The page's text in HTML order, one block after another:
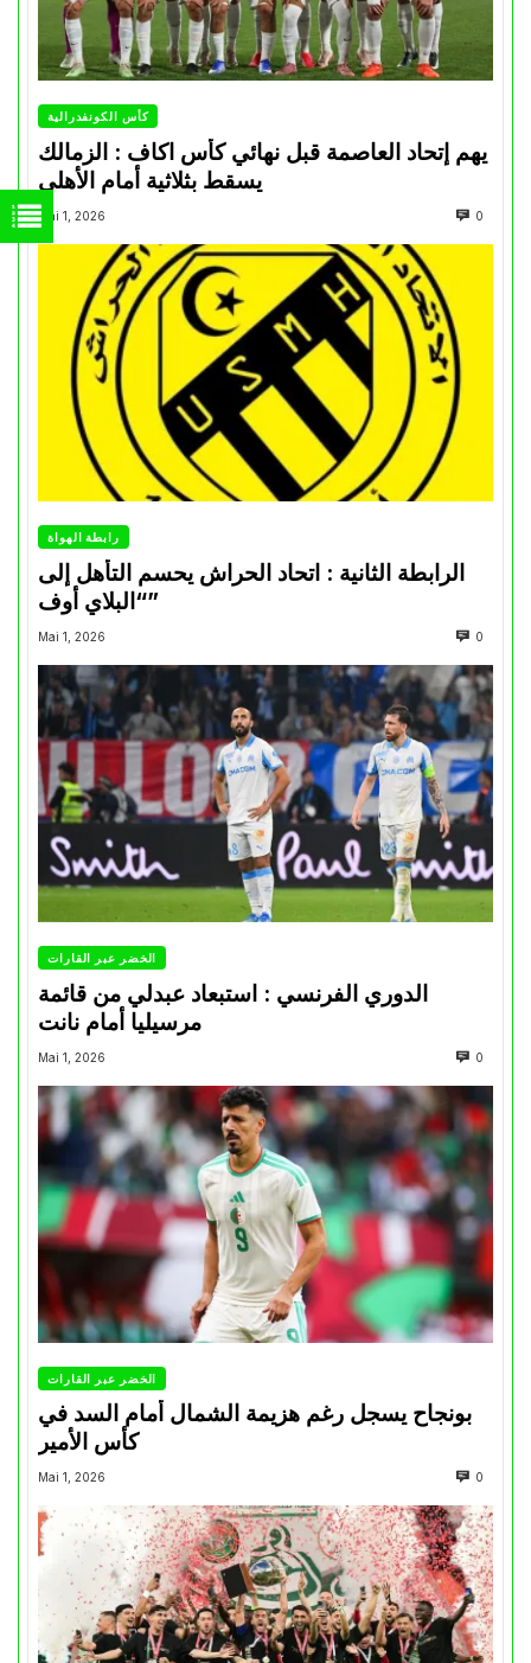
كأس الكونفدرالية
يهم إتحاد العاصمة قبل نهائي كأس اكاف : الزمالك
Mai 1, 2026 0
رابطة الهواة
الرابطة الثانية : اتحاد الحراش يحسم التأهل إلى
“البلاي أوف”
Mai 1, 2026 0
الخضر عبر القارات
الدوري الفرنسي : استبعاد عبدلي من قائمة
مرسيليا أمام نانت
Mai 1, 2026 0
الخضر عبر القارات
بونجاح يسجل رغم هزيمة الشمال أمام السد في
كأس الأمير
Mai 1, 2026 0